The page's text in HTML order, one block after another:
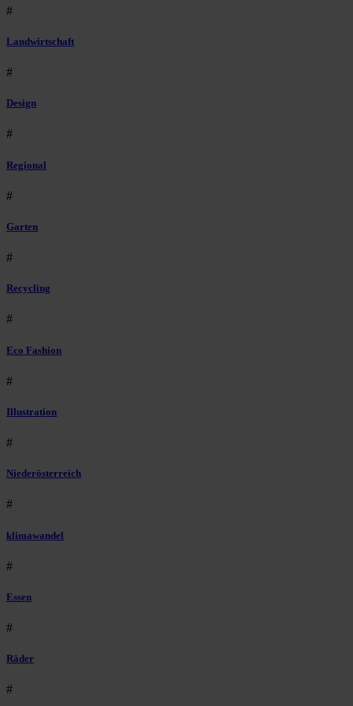
#
Landwirtschaft
#
Design
#
Regional
#
Garten
#
Recycling
#
Eco Fashion
#
Illustration
#
Niederösterreich
#
klimawandel
#
Essen
#
Räder
#